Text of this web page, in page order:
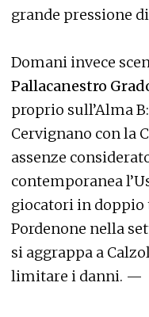
grande pressione
Domani invece
Pallacanestro
proprio sull’Alma
Cervignano con la
assenze
contemporanea
giocatori in doppio
Pordenone nella
si aggrappa a
limitare i danni. —